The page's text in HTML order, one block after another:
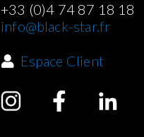
+33 (0)4 74 87 18 18
info@black-star.fr
Espace Client